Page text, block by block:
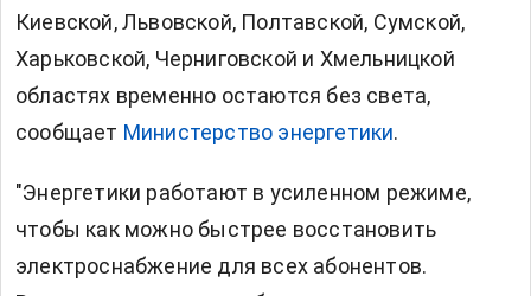
Киевской, Львовской, Полтавской, Сумской,
Харьковской, Черниговской и Хмельницкой
областях временно остаются без света,
сообщает Министерство энергетики.
"Энергетики работают в усиленном режиме,
чтобы как можно быстрее восстановить
электроснабжение для всех абонентов.